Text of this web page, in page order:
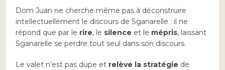
Dom Juan ne cherche même pas à déconstruire
intellectuellement le discours de Sganarelle : il ne
répond que par le rire, le silence et le mépris, laissant
Sganarelle se perdre tout seul dans son discours.
Le valet n’est pas dupe et relève la stratégie de